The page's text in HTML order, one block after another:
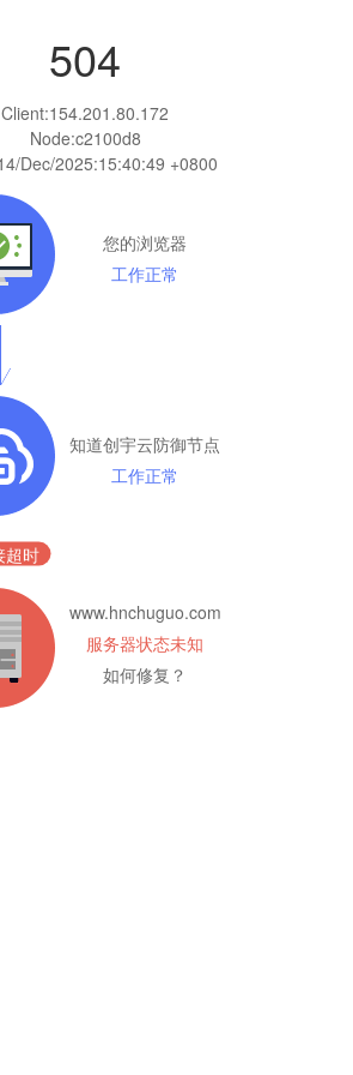
504
Client:154.201.80.172
Node:c2100d8
Dec/2025:15:40:49 +0800
您的浏览器
工作正常
知道创宇云防御节点
工作正常
超时
www.hnchuguo.com
服务器状态未知
如何修复？